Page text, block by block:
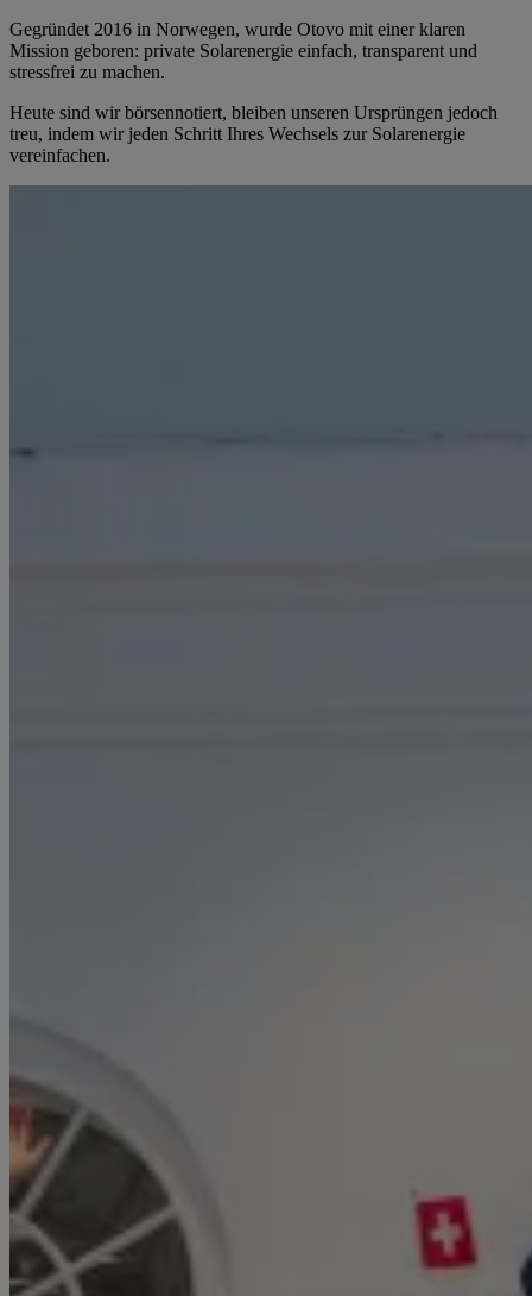
Gegründet 2016 in Norwegen, wurde Otovo mit einer klaren
Mission geboren: private Solarenergie einfach, transparent und
stressfrei zu machen.
Heute sind wir börsennotiert, bleiben unseren Ursprüngen jedoch
treu, indem wir jeden Schritt Ihres Wechsels zur Solarenergie
vereinfachen.